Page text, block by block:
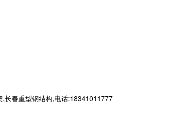
长春重型钢结构,电话:18341011777